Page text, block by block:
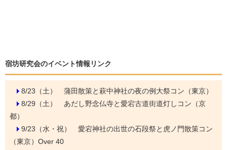
宿坊研究会のイベント情報リンク
8/23（土） 蒲田散策と萩中神社の夜の例大祭コン（東京）
8/29（土） あだし野念仏寺と愛宕古道街道灯しコン（京
都）
9/23（水・祝） 愛宕神社の出世の石段祭と虎ノ門散策コン
（東京）Over 40